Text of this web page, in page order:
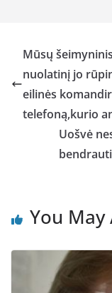
Mūsų
nuolatinį jo
eilinės
telefoną,kurio
Uošvė
You May